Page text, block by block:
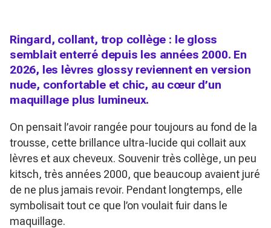
Ringard, collant, trop collège : le gloss
semblait enterré depuis les années 2000. En
2026, les lèvres glossy reviennent en version
nude, confortable et chic, au cœur d’un
maquillage plus lumineux.
On pensait l’avoir rangée pour toujours au fond de la
trousse, cette brillance ultra-lucide qui collait aux
lèvres et aux cheveux. Souvenir très collège, un peu
kitsch, très années 2000, que beaucoup avaient juré
de ne plus jamais revoir. Pendant longtemps, elle
symbolisait tout ce que l’on voulait fuir dans le
maquillage.